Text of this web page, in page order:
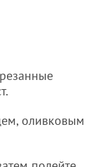
оливковым